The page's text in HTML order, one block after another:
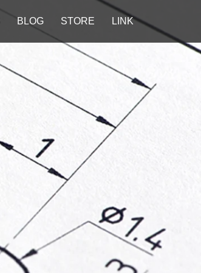
BLOG STORE LINK